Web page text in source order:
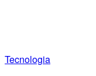
Tecnologia